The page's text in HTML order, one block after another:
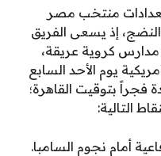
منتخب مصر
مرحلة النضج، إذ يسعى الفريق
كروية عريقة،
يوم الأحد السابع
فجراً بتوقيت القاهرة؛
التالية:
أمام نجوم السامبا.